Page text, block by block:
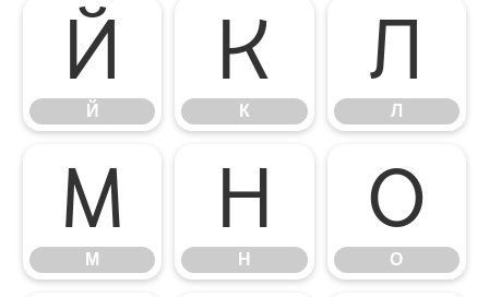
Й
Й
К
К
Л
Л
М
М
Н
Н
О
О